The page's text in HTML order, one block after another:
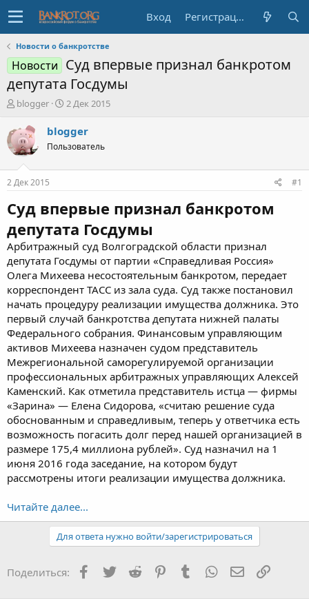
Вход Регистрация
Новости о банкротстве
Новости Суд впервые признал банкротом
депутата Госдумы
А
т
о
р
е
м
blogger
Д
т
а
н
а
2 Дек 2015
blogger
Пользователь
2 Дек 2015 #1
Суд впервые признал банкротом
депутата Госдумы
Арбитражный суд Волгоградской области признал
депутата Госдумы от партии «Справедливая Россия»
Олега Михеева несостоятельным банкротом, передает
корреспондент ТАСС из зала суда. Суд также постановил
начать процедуру реализации имущества должника. Это
первый случай банкротства депутата нижней палаты
Федерального собрания. Финансовым управляющим
активов Михеева назначен судом представитель
Межрегиональной саморегулируемой организации
профессиональных арбитражных управляющих Алексей
Каменский. Как отметила представитель истца — фирмы
«Зарина» — Елена Сидорова, «считаю решение суда
обоснованным и справедливым, теперь у ответчика есть
возможность погасить долг перед нашей организацией в
размере 175,4 миллиона рублей». Суд назначил на 1
июня 2016 года заседание, на котором будут
рассмотрены итоги реализации имущества должника.
Читайте далее...
Для ответа нужно войти/зарегистрироваться
Поделиться: Facebook
TwitterReddit PinterestTumblr WhatsApp Ссылка